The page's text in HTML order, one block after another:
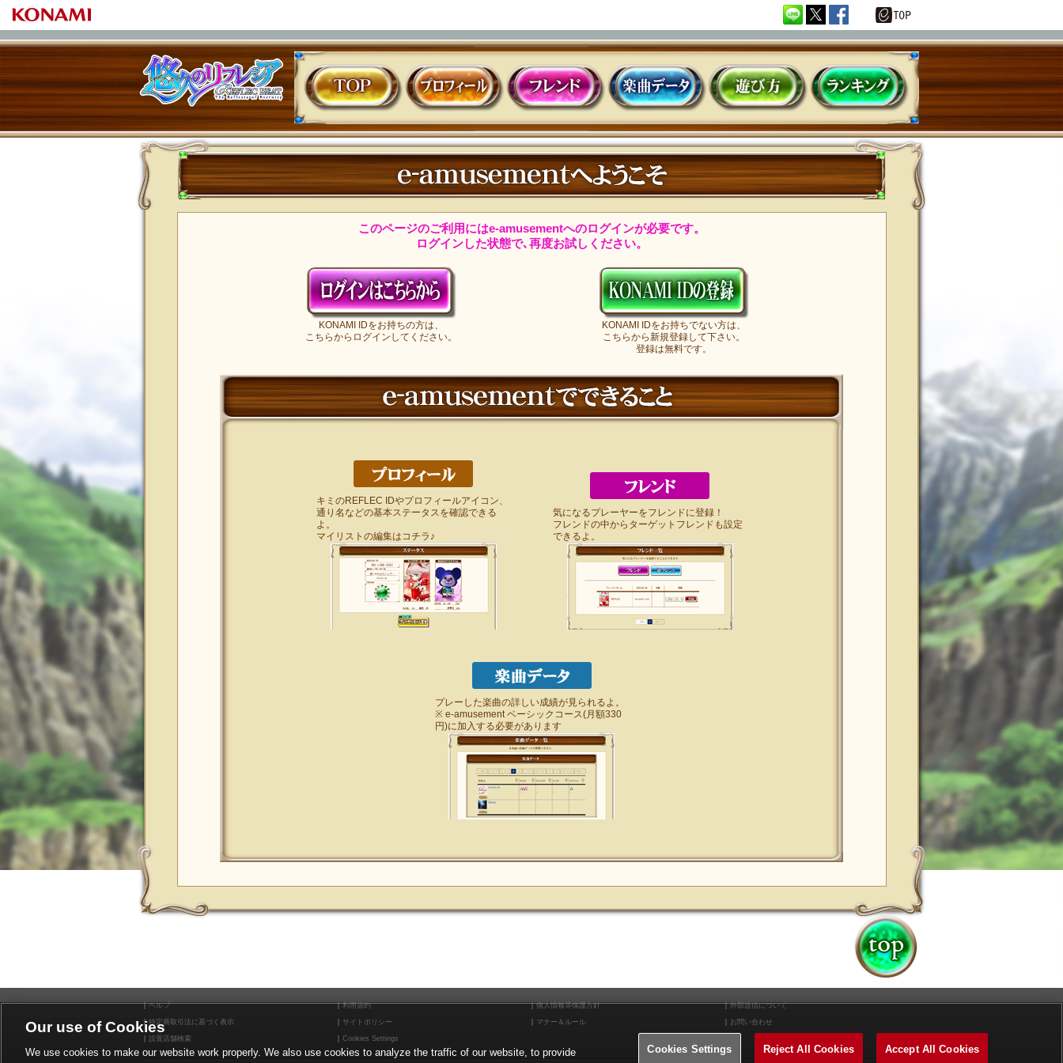
REFLEC BEAT 悠久のリフレシア TOP
このページのご利用にはe-amusementへのログインが必要です。
ログインした状態で､再度お試しください。
KONAMI IDをお持ちの方は、
こちらからログインしてください。
KONAMI IDをお持ちでない方は、
こちらから新規登録して下さい。
登録は無料です。
キミのREFLEC IDやプロフィールアイコン、
通り名などの基本ステータスを確認できる
よ。
マイリストの編集はコチラ♪
気になるプレーヤーをフレンドに登録！
フレンドの中からターゲットフレンドも設定
できるよ。
プレーした楽曲の詳しい成績が見られるよ。
※ e-amusement ベーシックコース(月額330
円)に加入する必要があります
ヘルプ 利用規約 個人情報等保護方針 外部送信について
特定商取引法に基づく表示 サイトポリシー マナー＆ルール お問い合わせ
設置店舗検索 Cookies Settings
Our use of Cookies
We use cookies to make our website work properly. We also use cookies to analyze the traffic of our website, to provide
Cookies Settings Reject All Cookies Accept All Cookies